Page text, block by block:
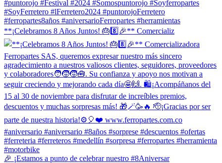
**¡Celebramos 8 Años Juntos! 🎂8️⃣🎉** Comercializ
🎉 ¡Estamos a punto de celebrar nuestro #8Aniversar